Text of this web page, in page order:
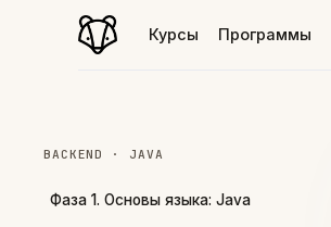
Курсы Программы
BACKEND · JAVA
Фаза 1. Основы языка: Java